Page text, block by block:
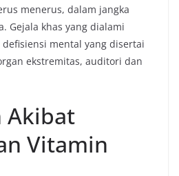
menerus, dalam jangka
Gejala khas yang dialami
mental yang disertai
ekstremitas, auditori dan
Akibat
Vitamin